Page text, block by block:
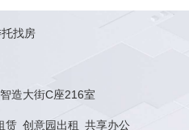
找房
造大街C座216室
赁 创意园出租 共享办公